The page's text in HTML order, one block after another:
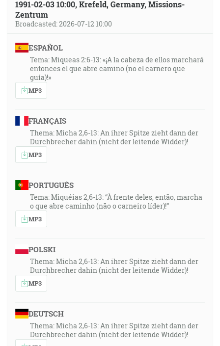
1991-02-03 10:00, Krefeld, Germany, Missions-
Zentrum
Broadcasted: 2026-07-12 10:00
ESPAÑOL
Tema: Miqueas 2:6-13: «¡A la cabeza de ellos marchará
entonces el que abre camino (no el carnero que
guía)!»
MP3
FRANÇAIS
Thema: Micha 2,6-13: An ihrer Spitze zieht dann der
Durchbrecher dahin (nicht der leitende Widder)!
MP3
PORTUGUÊS
Tema: Miquéias 2,6-13: “À frente deles, então, marcha
o que abre caminho (não o carneiro líder)!”
MP3
POLSKI
Thema: Micha 2,6-13: An ihrer Spitze zieht dann der
Durchbrecher dahin (nicht der leitende Widder)!
MP3
DEUTSCH
Thema: Micha 2,6-13: An ihrer Spitze zieht dann der
Durchbrecher dahin (nicht der leitende Widder)!